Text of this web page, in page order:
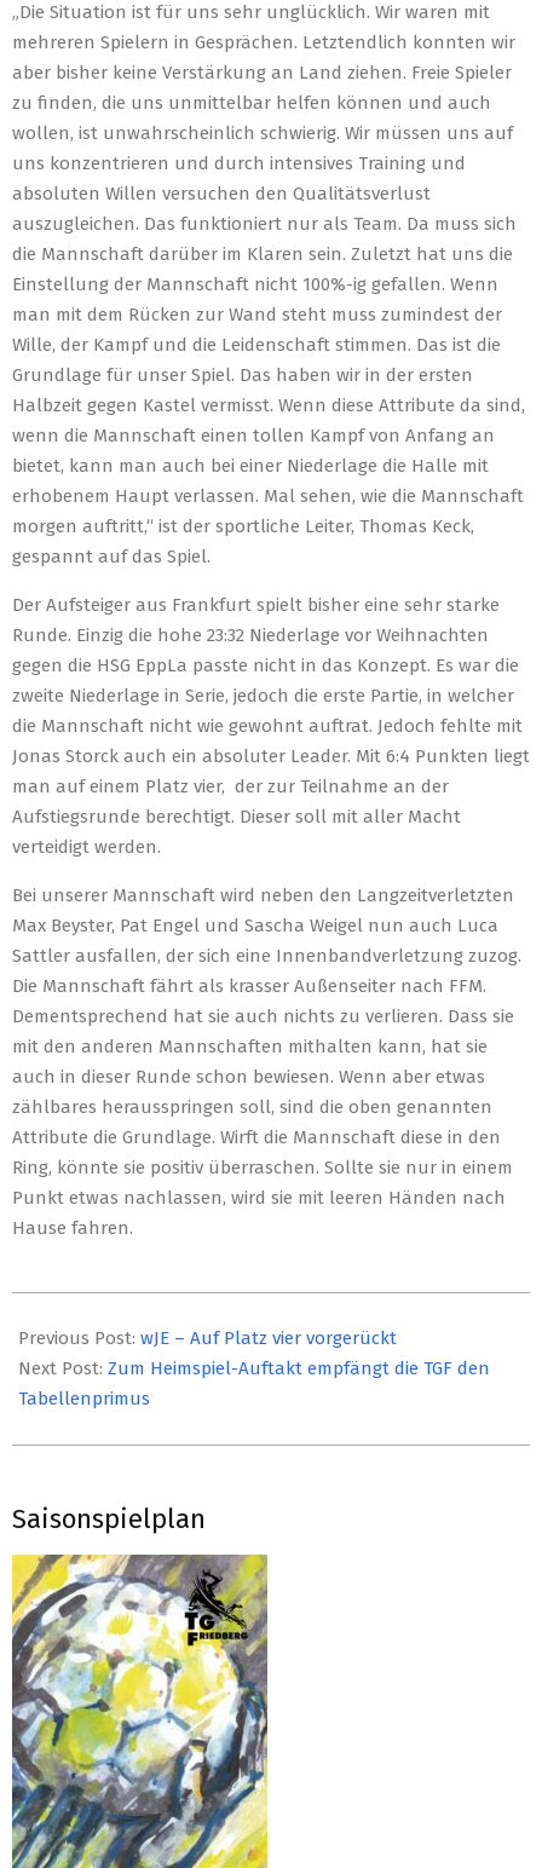
„Die Situation ist für uns sehr unglücklich. Wir waren mit
mehreren Spielern in Gesprächen. Letztendlich konnten wir
aber bisher keine Verstärkung an Land ziehen. Freie Spieler
zu finden, die uns unmittelbar helfen können und auch
wollen, ist unwahrscheinlich schwierig. Wir müssen uns auf
uns konzentrieren und durch intensives Training und
absoluten Willen versuchen den Qualitätsverlust
auszugleichen. Das funktioniert nur als Team. Da muss sich
die Mannschaft darüber im Klaren sein. Zuletzt hat uns die
Einstellung der Mannschaft nicht 100%-ig gefallen. Wenn
man mit dem Rücken zur Wand steht muss zumindest der
Wille, der Kampf und die Leidenschaft stimmen. Das ist die
Grundlage für unser Spiel. Das haben wir in der ersten
Halbzeit gegen Kastel vermisst. Wenn diese Attribute da sind,
wenn die Mannschaft einen tollen Kampf von Anfang an
bietet, kann man auch bei einer Niederlage die Halle mit
erhobenem Haupt verlassen. Mal sehen, wie die Mannschaft
morgen auftritt,“ ist der sportliche Leiter, Thomas Keck,
gespannt auf das Spiel.
Der Aufsteiger aus Frankfurt spielt bisher eine sehr starke
Runde. Einzig die hohe 23:32 Niederlage vor Weihnachten
gegen die HSG EppLa passte nicht in das Konzept. Es war die
zweite Niederlage in Serie, jedoch die erste Partie, in welcher
die Mannschaft nicht wie gewohnt auftrat. Jedoch fehlte mit
Jonas Storck auch ein absoluter Leader. Mit 6:4 Punkten liegt
man auf einem Platz vier, der zur Teilnahme an der
Aufstiegsrunde berechtigt. Dieser soll mit aller Macht
verteidigt werden.
Bei unserer Mannschaft wird neben den Langzeitverletzten
Max Beyster, Pat Engel und Sascha Weigel nun auch Luca
Sattler ausfallen, der sich eine Innenbandverletzung zuzog.
Die Mannschaft fährt als krasser Außenseiter nach FFM.
Dementsprechend hat sie auch nichts zu verlieren. Dass sie
mit den anderen Mannschaften mithalten kann, hat sie
auch in dieser Runde schon bewiesen. Wenn aber etwas
zählbares herausspringen soll, sind die oben genannten
Attribute die Grundlage. Wirft die Mannschaft diese in den
Ring, könnte sie positiv überraschen. Sollte sie nur in einem
Punkt etwas nachlassen, wird sie mit leeren Händen nach
Hause fahren.
01-
07
Previous Post: wJE – Auf Platz vier vorgerückt
Next Post: Zum Heimspiel-Auftakt empfängt die TGF den
Tabellenprimus
Saisonspielplan